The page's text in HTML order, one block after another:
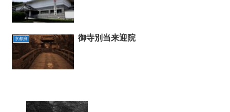
京都府 御寺別当来迎院